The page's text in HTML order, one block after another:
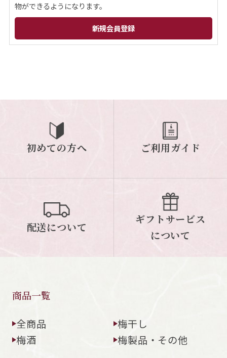
お問い合わせフォームはこちら
物ができるようになります。
初めての方へ ご利用ガイド
配送について
ギフトサービス
について
商品一覧
全商品
梅干し
梅酒
梅製品・その他